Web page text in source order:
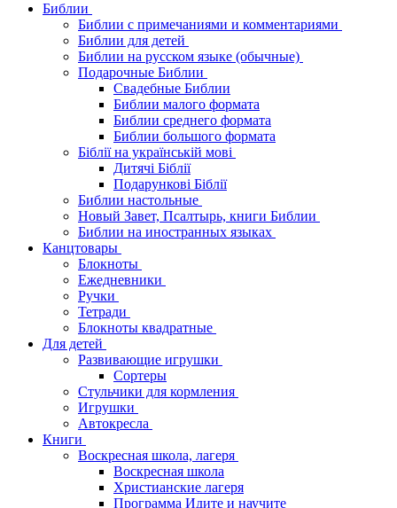
Библии
Библии с примечаниями и комментариями
Библии для детей
Библии на русском языке (обычные)
Подарочные Библии
Свадебные Библии
Библии малого формата
Библии среднего формата
Библии большого формата
Біблії на українській мові
Дитячі Біблії
Подарункові Біблії
Библии настольные
Новый Завет, Псалтырь, книги Библии
Библии на иностранных языках
Канцтовары
Блокноты
Ежедневники
Ручки
Тетради
Блокноты квадратные
Для детей
Развивающие игрушки
Сортеры
Стульчики для кормления
Игрушки
Автокресла
Книги
Воскресная школа, лагеря
Воскресная школа
Христианские лагеря
Программа Идите и научите